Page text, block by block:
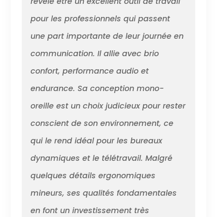
USB. Fonctionne avec les
équipes, Zoom, etc Style de
port : casque léger à une
oreille conçu pour multitâche.
de la journée grâce à un
bandeau rembourré
confortable et réglable Idéal
pour : le travailleur hybride
abordable pour se connecter
Contenu de l'emballage :
Voyager 4310 UC avec micro,
station de charge,
adaptateur USB A vers C +
pour les professionnels qui passent
une part importante de leur journée en
communication. Il allie avec brio
confort, performance audio et
endurance. Sa conception mono-
oreille est un choix judicieux pour rester
conscient de son environnement, ce
qui le rend idéal pour les bureaux
dynamiques et le télétravail. Malgré
quelques détails ergonomiques
mineurs, ses qualités fondamentales
en font un investissement très